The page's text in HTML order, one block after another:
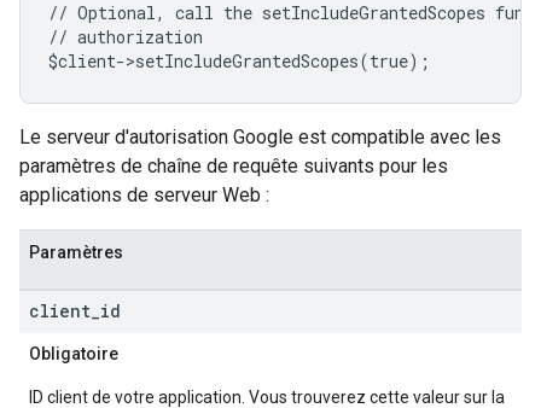
// Optional, call the setIncludeGrantedScopes
// authorization
$client->setIncludeGrantedScopes(true);
Le serveur d'autorisation Google est compatible avec les
paramètres de chaîne de requête suivants pour les
applications de serveur Web :
Paramètres
client id
Obligatoire
ID client de votre application. Vous trouverez cette valeur sur la